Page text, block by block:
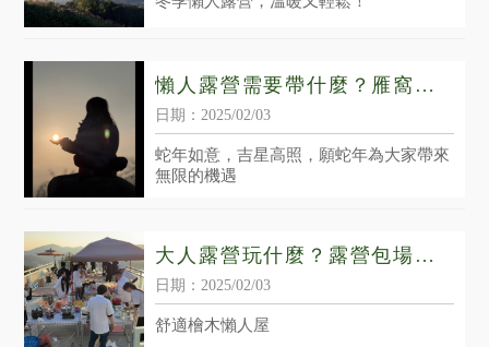
免裝備露營
懶人露營需要帶什麼？雁窩秘
境營地 全新開幕推薦給您｜南
投懶人露營區｜魚池鄉懶人露
營區
日期：2025/02/03
蛇年如意，吉星高照，願蛇年為大家帶來
無限的機遇
大人露營玩什麼？露營包場絕
佳好選擇｜魚池大雁至高點｜
魚池鄉露營區
日期：2025/02/03
舒適檜木懶人屋